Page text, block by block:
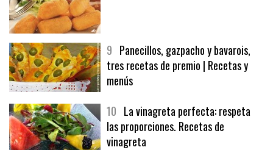
9 Panecillos, gazpacho y bavarois,
tres recetas de premio | Recetas y
menús
10 La vinagreta perfecta: respeta
las proporciones. Recetas de
vinagreta